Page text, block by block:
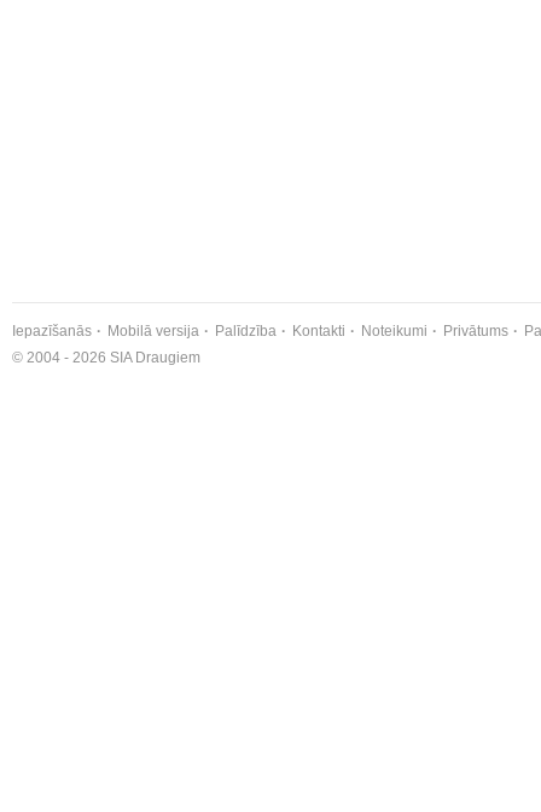
Iepazīšanās Mobilā versija Palīdzība Kontakti Noteikumi Privātums
© 2004 - 2026 SIA Draugiem